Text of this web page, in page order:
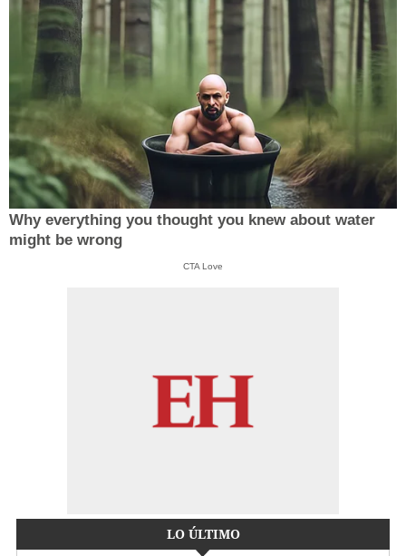
Why everything you thought you knew about water
might be wrong
CTA Love
LO ÚLTIMO